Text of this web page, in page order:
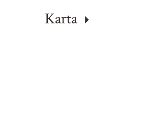
Karta